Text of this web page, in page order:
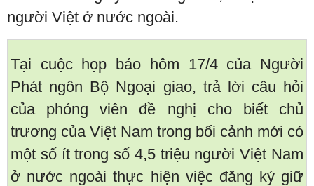
người Việt ở nước ngoài.
Tại cuộc họp báo hôm 17/4 của Người
Phát ngôn Bộ Ngoại giao, trả lời câu hỏi
của phóng viên đề nghị cho biết chủ
trương của Việt Nam trong bối cảnh mới có
một số ít trong số 4,5 triệu người Việt Nam
ở nước ngoài thực hiện việc đăng ký giữ